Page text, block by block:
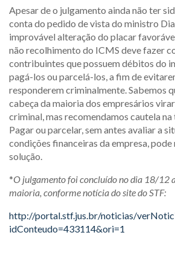
Apesar de o julgamento ainda não ter
conta do pedido de vista do ministro
improvável alteração do placar
não recolhimento do ICMS deve fazer
contribuintes que possuem débitos do
pagá-los ou parcelá-los, a fim de
responderem criminalmente. Sabemos
cabeça da maioria dos empresários
criminal, mas recomendamos cautela
Pagar ou parcelar, sem antes avaliar a
condições financeiras da empresa, pode
solução.
*O julgamento foi concluído no dia 18/12
maioria, conforme notícia do site do STF:
http://portal.stf.jus.br/noticias/
idConteudo=433114&ori=1